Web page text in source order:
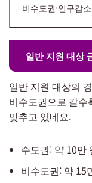
비수도권·인구감
일반 지원 대상
일반 지원 대상의
비수도권으로 갈수
맞추고 있네요.
수도권: 약 10만
비수도권: 약 15